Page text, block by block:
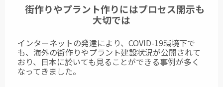
街作りやプラント作りにはプロセス開示も
大切では
インターネットの発達により、COVID-19環境下で
も、海外の街作りやプラント建設状況が公開されて
おり、日本に於いても見ることができる事例が多く
なってきました。